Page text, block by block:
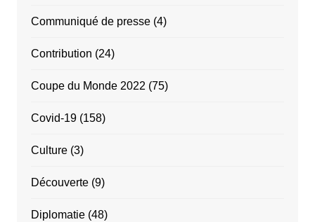
Communiqué de presse(4)
Contribution (24)
Coupe du Monde 2022 (75)
Covid-19(158)
Culture(3)
Découverte(9)
Diplomatie(48)